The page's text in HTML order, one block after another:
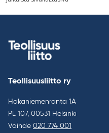
Teollisuusliitto ry
Hakaniemenranta 1A
PL 107, 00531 Helsinki
Vaihde 020 774 001